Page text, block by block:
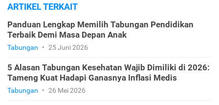
ARTIKEL TERKAIT
Panduan Lengkap Memilih Tabungan Pendidikan
Terbaik Demi Masa Depan Anak
Tabungan • 25 Juni 2026
5 Alasan Tabungan Kesehatan Wajib Dimiliki di 2026:
Tameng Kuat Hadapi Ganasnya Inflasi Medis
Tabungan • 26 Mei 2026